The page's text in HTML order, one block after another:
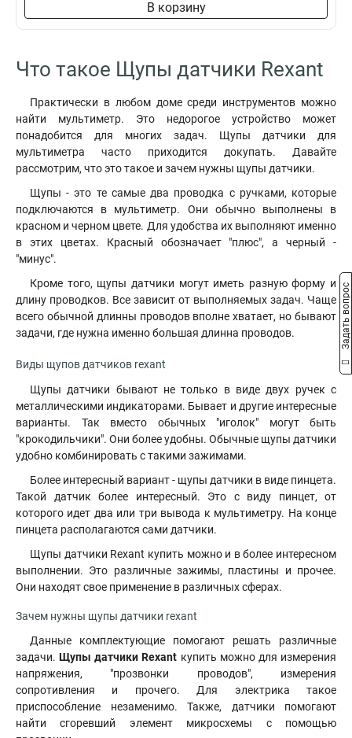
В корзину
Что такое Щупы датчики Rexant
Практически в любом доме среди инструментов можно
найти мультиметр. Это недорогое устройство может
понадобится для многих задач. Щупы датчики для
мультиметра часто приходится докупать. Давайте
рассмотрим, что это такое и зачем нужны щупы датчики.
Щупы - это те самые два проводка с ручками, которые
подключаются в мультиметр. Они обычно выполнены в
красном и черном цвете. Для удобства их выполняют именно
в этих цветах. Красный обозначает "плюс", а черный -
"минус".
Кроме того, щупы датчики могут иметь разную форму и
длину проводков. Все зависит от выполняемых задач. Чаще
всего обычной длинны проводов вполне хватает, но бывают
задачи, где нужна именно большая длинна проводов.
Виды щупов датчиков rexant
Щупы датчики бывают не только в виде двух ручек с
металлическими индикаторами. Бывает и другие интересные
варианты. Так вместо обычных "иголок" могут быть
"крокодильчики". Они более удобны. Обычные щупы датчики
удобно комбинировать с такими зажимами.
Более интересный вариант - щупы датчики в виде пинцета.
Такой датчик более интересный. Это с виду пинцет, от
которого идет два или три вывода к мультиметру. На конце
пинцета располагаются сами датчики.
Щупы датчики Rexant купить можно и в более интересном
выполнении. Это различные зажимы, пластины и прочее.
Они находят свое применение в различных сферах.
Зачем нужны щупы датчики rexant
Данные комплектующие помогают решать различные
задачи.Щупы датчики Rexant купить можно для измерения
напряжения, "прозвонки проводов", измерения
сопротивления и прочего. Для электрика такое
приспособление незаменимо. Также, датчики помогают
найти сгоревший элемент микросхемы с помощью
Задать вопрос